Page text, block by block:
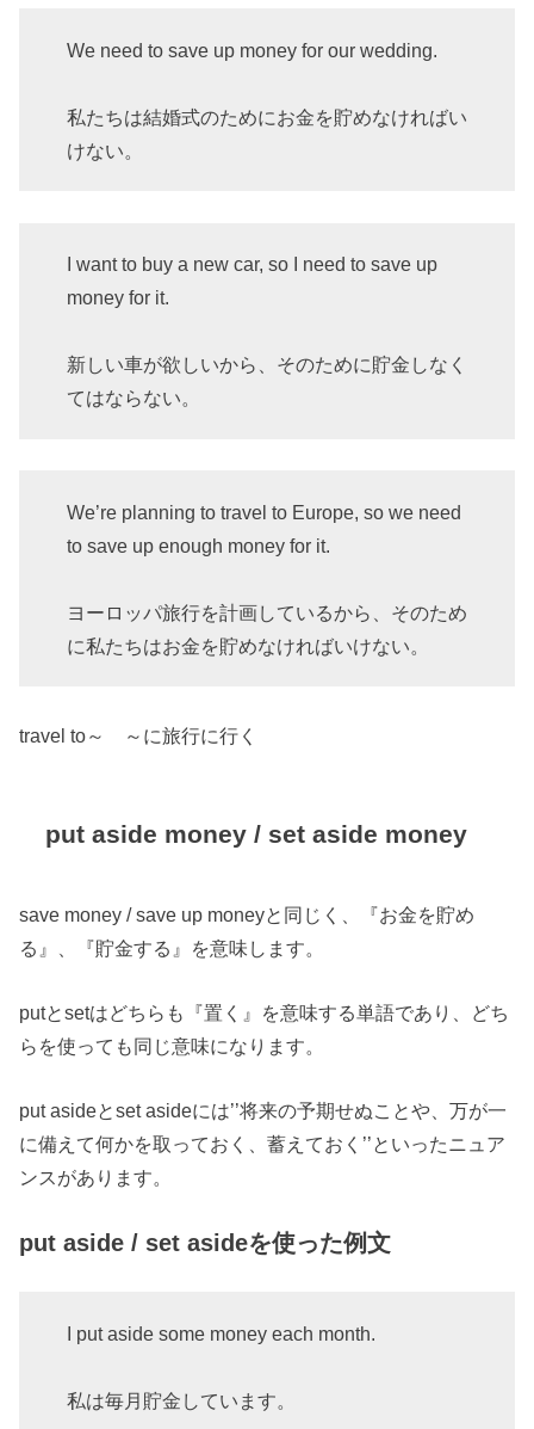
We need to save up money for our wedding.
私たちは結婚式のためにお金を貯めなければい
けない。
I want to buy a new car, so I need to save up
money for it.
新しい車が欲しいから、そのために貯金しなく
てはならない。
We’re planning to travel to Europe, so we need
to save up enough money for it.
ヨーロッパ旅行を計画しているから、そのため
に私たちはお金を貯めなければいけない。
travel to～ ～に旅行に行く
put aside money / set aside money
save money / save up moneyと同じく、『お金を貯め
る』、『貯金する』を意味します。
putとsetはどちらも『置く』を意味する単語であり、どち
らを使っても同じ意味になります。
put asideとset asideには’’将来の予期せぬことや、万が一
に備えて何かを取っておく、蓄えておく’’といったニュア
ンスがあります。
put aside / set asideを使った例文
I put aside some money each month.
私は毎月貯金しています。